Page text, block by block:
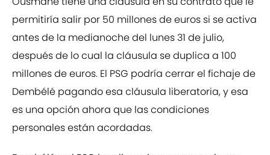
permitiría salir por 50 millones de euros si se activa
antes de la medianoche del lunes 31 de julio,
después de lo cual la cláusula se duplica a 100
millones de euros. El PSG podría cerrar el fichaje de
Dembélé pagando esa cláusula liberatoria, y esa
es una opción ahora que las condiciones
personales están acordadas.